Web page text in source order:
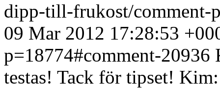
dipp-till-frukost/comment-
09 Mar 2012 17:28:53
p=18774#comment-20936
testas! Tack för tipset! Kim: